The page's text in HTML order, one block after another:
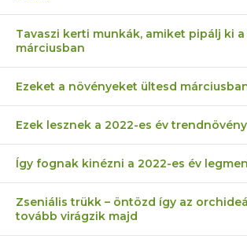
Tavaszi kerti munkák, amiket pipálj ki
márciusban
Ezeket a növényeket ültesd
Ezek lesznek a 2022-es év
Így fognak kinézni a 2022-es év
Zseniális trükk – öntözd így az
tovább virágzik majd